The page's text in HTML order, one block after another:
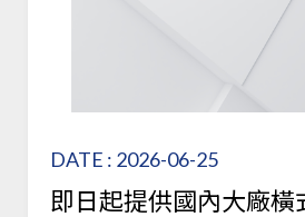
DATE : 2026-06-25
即日起提供國內大廠橫